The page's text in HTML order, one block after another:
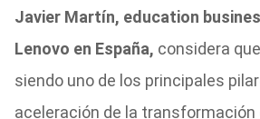
Javier Martín, education
Lenovo en España, considera
siendo uno de los principales
aceleración de la